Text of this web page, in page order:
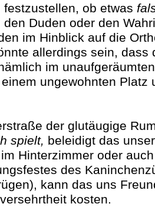
ob etwas
Duden oder den
im Hinblick auf die
allerdings sein, dass
im
ungewohnten Platz
der glutäugige
spielt, beleidigt das
Hinterzimmer oder
des
kann das uns
kosten.